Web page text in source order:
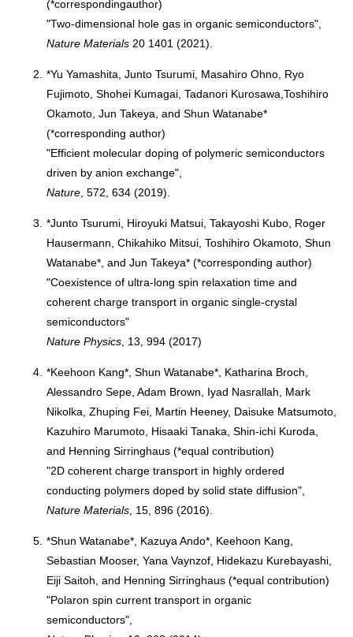
(*correspondingauthor)
"Two-dimensional hole gas in organic semiconductors",
Nature Materials 20 1401 (2021).
2.
*Yu Yamashita, Junto Tsurumi, Masahiro Ohno, Ryo
Fujimoto, Shohei Kumagai, Tadanori Kurosawa,Toshihiro
Okamoto, Jun Takeya, and Shun Watanabe*
(*corresponding author)
"Efficient molecular doping of polymeric semiconductors
driven by anion exchange",
Nature , 572, 634 (2019).
3.
*Junto Tsurumi, Hiroyuki Matsui, Takayoshi Kubo, Roger
Hausermann, Chikahiko Mitsui, Toshihiro Okamoto, Shun
Watanabe*, and Jun Takeya* (*corresponding author)
"Coexistence of ultra-long spin relaxation time and
coherent charge transport in organic single-crystal
semiconductors"
Nature Physics , 13, 994 (2017)
4. *Keehoon Kang*, Shun Watanabe*, Katharina Broch,
Alessandro Sepe, Adam Brown, Iyad Nasrallah, Mark
Nikolka, Zhuping Fei, Martin Heeney, Daisuke Matsumoto,
Kazuhiro Marumoto, Hisaaki Tanaka, Shin-ichi Kuroda,
and Henning Sirringhaus (*equal contribution)
"2D coherent charge transport in highly ordered
conducting polymers doped by solid state diffusion",
Nature Materials , 15, 896 (2016).
5. *Shun Watanabe*, Kazuya Ando*, Keehoon Kang,
Sebastian Mooser, Yana Vaynzof, Hidekazu Kurebayashi,
Eiji Saitoh, and Henning Sirringhaus (*equal contribution)
"Polaron spin current transport in organic
semiconductors",